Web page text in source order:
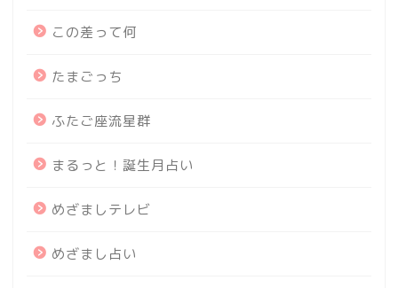
この差って何
たまごっち
ふたご座流星群
まるっと！誕生月占い
めざましテレビ
めざまし占い